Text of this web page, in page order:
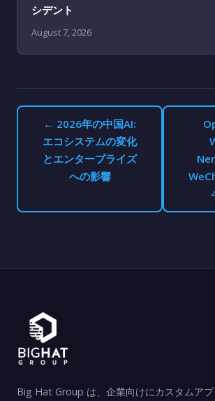
シデント
August 7, 2026
← 2026年の中国AI:
エコシステムの変化
とエンタープライズ
への影響
Big Hat Group は、企業向けにカスタムア